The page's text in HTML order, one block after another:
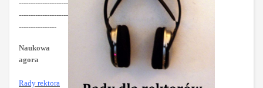
---------------------
---------------------
----------------
Naukowa
agora
Rady rektora